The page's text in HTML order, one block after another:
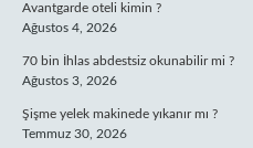
Avantgarde oteli kimin ?
Ağustos 4, 2026
70 bin İhlas abdestsiz okunabilir mi ?
Ağustos 3, 2026
Şişme yelek makinede yıkanır mı ?
Temmuz 30, 2026